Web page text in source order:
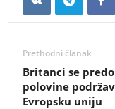
Prethodni članak
Britanci se
polovine
Evropsku uniju